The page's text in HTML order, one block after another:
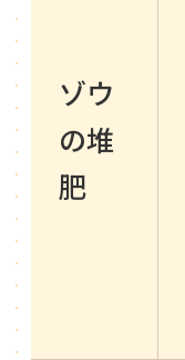
ゾウ
の堆
肥